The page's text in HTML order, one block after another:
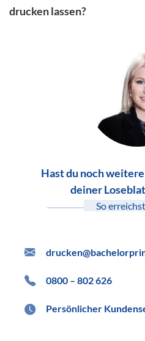
drucken lassen?
Hast du noch
deiner
So
0800 – 802 626
Persönlicher